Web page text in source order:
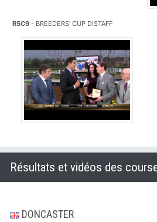
R5C9 - BREEDERS' CUP DISTAFF
DONCASTER